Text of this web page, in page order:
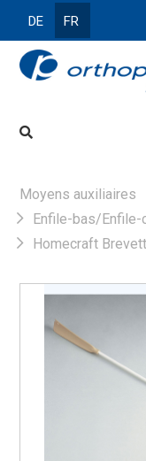
DE FR
Moyens auxiliaires
Enfile-bas/Enfile-
Homecraft